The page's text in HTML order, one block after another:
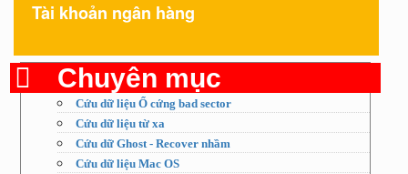
Tài khoản ngân hàng
Chuyên mục
Cứu dữ liệu Ổ cứng bad sector
Cứu dữ liệu từ xa
Cứu dữ Ghost - Recover nhầm
Cứu dữ liệu Mac OS